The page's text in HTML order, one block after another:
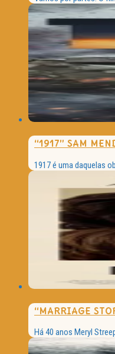
“1917” SAM
1917 é uma daquelas
“MARRIAGE
Há 40 anos Meryl